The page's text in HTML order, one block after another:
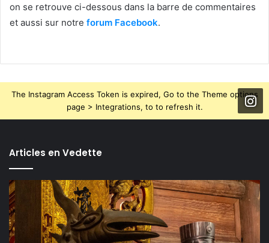
on se retrouve ci-dessous dans la barre de commentaires
et aussi sur notre forum Facebook.
The Instagram Access Token is expired, Go to the Theme options
page > Integrations, to to refresh it.
Articles en Vedette
TOP
5
des
activités
incontournables